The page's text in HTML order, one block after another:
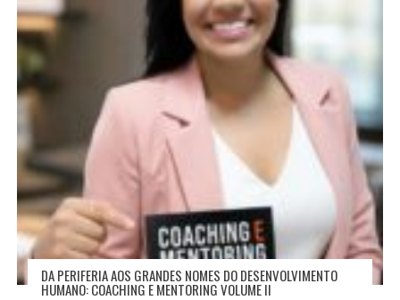
DA PERIFERIA AOS GRANDES NOMES DO DESENVOLVIMENTO
HUMANO: COACHING E MENTORING VOLUME II